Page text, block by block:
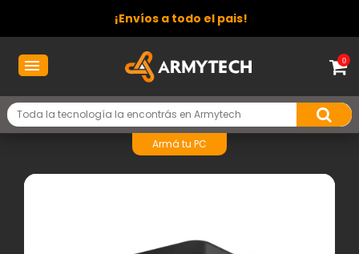
¡Envíos a todo el pais!
0
Armá tu PC